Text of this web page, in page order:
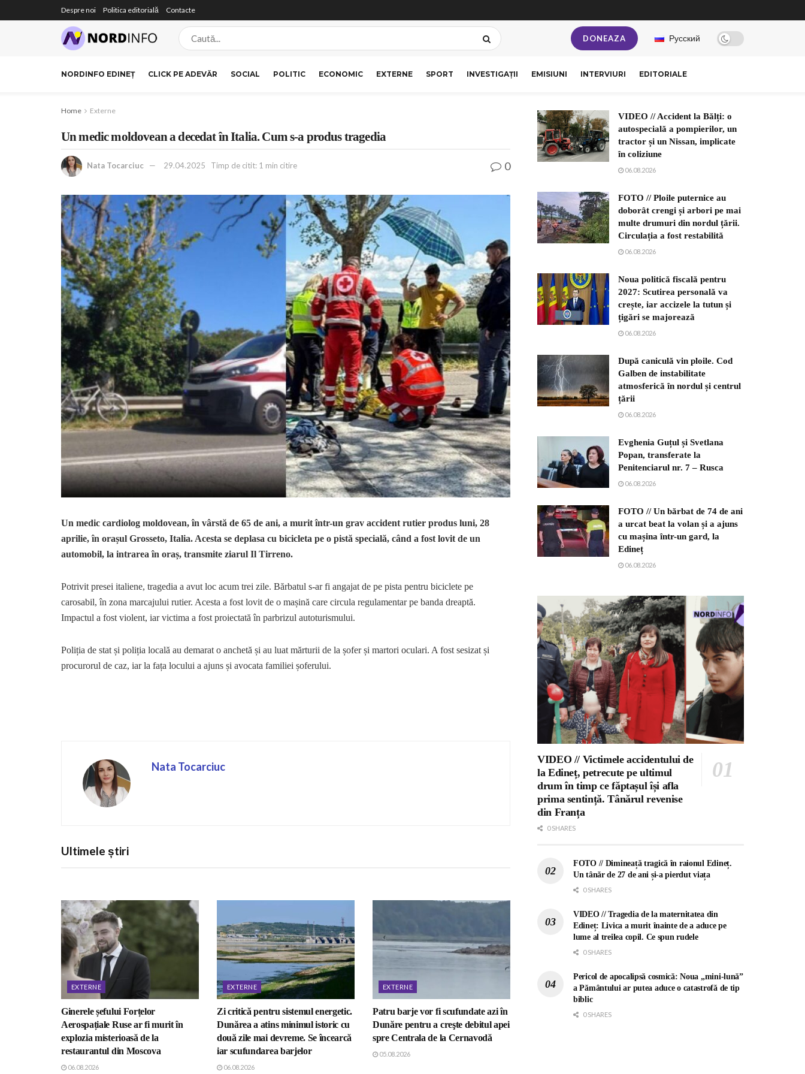
Despre noi Politica editorială Contacte
DONEAZA Русский
NORDINFO EDINEȚ CLICK PE ADEVĂR SOCIAL POLITIC ECONOMIC EXTERNE SPORT INVESTIGAȚII EMISIUNI INTERVIURI EDITORIALE
Home Externe
Un medic moldovean a decedat în Italia. Cum s-a produs tragedia
Nata Tocarciuc 29.04.2025 Timp de citit: 1 min citire 0
Un medic cardiolog moldovean, în vârstă de 65 de ani, a murit într-un grav accident rutier produs luni, 28
aprilie, în orașul Grosseto, Italia. Acesta se deplasa cu bicicleta pe o pistă specială, când a fost lovit de un
automobil, la intrarea în oraș, transmite ziarul Il Tirreno.
Potrivit presei italiene, tragedia a avut loc acum trei zile. Bărbatul s-ar fi angajat de pe pista pentru biciclete pe
carosabil, în zona marcajului rutier. Acesta a fost lovit de o mașină care circula regulamentar pe banda dreaptă.
Impactul a fost violent, iar victima a fost proiectată în parbrizul autoturismului.
Poliția de stat și poliția locală au demarat o anchetă și au luat mărturii de la șofer și martori oculari. A fost sesizat și
procurorul de caz, iar la fața locului a ajuns și avocata familiei șoferului.
Nata Tocarciuc
Ultimele știri
EXTERNE
Ginerele șefului Forțelor
Aerospațiale Ruse ar fi murit în
explozia misterioasă de la
restaurantul din Moscova
06.08.2026
EXTERNE
Zi critică pentru sistemul energetic.
Dunărea a atins minimul istoric cu
două zile mai devreme. Se încearcă
iar scufundarea barjelor
06.08.2026
EXTERNE
Patru barje vor fi scufundate azi în
Dunăre pentru a creşte debitul apei
spre Centrala de la Cernavodă
05.08.2026
VIDEO // Accident la Bălți: o
autospecială a pompierilor, un
tractor și un Nissan, implicate
în coliziune
06.08.2026
FOTO // Ploile puternice au
doborât crengi și arbori pe mai
multe drumuri din nordul țării.
Circulația a fost restabilită
06.08.2026
Noua politică fiscală pentru
2027: Scutirea personală va
crește, iar accizele la tutun și
țigări se majorează
06.08.2026
După caniculă vin ploile. Cod
Galben de instabilitate
atmosferică în nordul și centrul
țării
06.08.2026
Evghenia Guțul și Svetlana
Popan, transferate la
Penitenciarul nr. 7 – Rusca
06.08.2026
FOTO // Un bărbat de 74 de ani
a urcat beat la volan și a ajuns
cu mașina într-un gard, la
Edineț
06.08.2026
VIDEO // Victimele accidentului de
la Edineț, petrecute pe ultimul
drum în timp ce făptașul își afla
prima sentință. Tânărul revenise
din Franța
0 SHARES
FOTO // Dimineață tragică în raionul Edineț.
Un tânăr de 27 de ani și-a pierdut viața
0 SHARES
VIDEO // Tragedia de la maternitatea din
Edineț: Livica a murit înainte de a aduce pe
lume al treilea copil. Ce spun rudele
0 SHARES
Pericol de apocalipsă cosmică: Noua „mini-lună”
a Pământului ar putea aduce o catastrofă de tip
biblic
0 SHARES